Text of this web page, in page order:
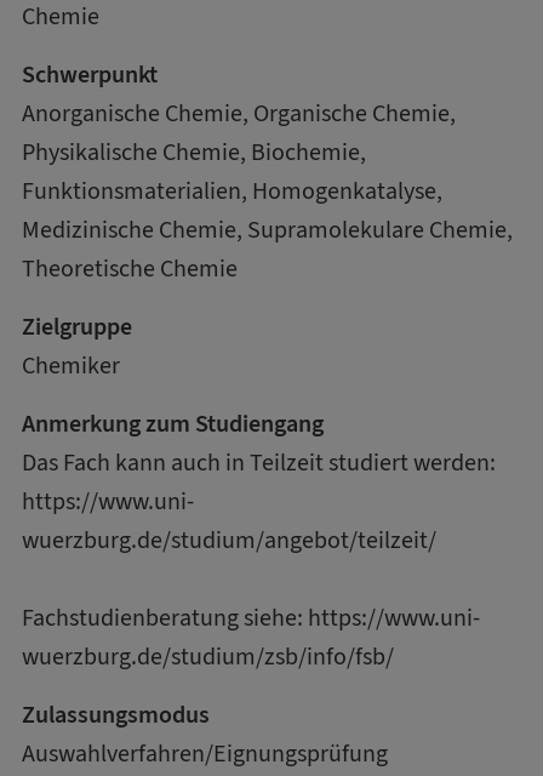
Chemie
Schwerpunkt
Anorganische Chemie, Organische Chemie,
Physikalische Chemie, Biochemie,
Funktionsmaterialien, Homogenkatalyse,
Medizinische Chemie, Supramolekulare Chemie,
Theoretische Chemie
Zielgruppe
Chemiker
Anmerkung zum Studiengang
Das Fach kann auch in Teilzeit studiert werden:
https://www.uni-
wuerzburg.de/studium/angebot/teilzeit/
Fachstudienberatung siehe: https://www.uni-
wuerzburg.de/studium/zsb/info/fsb/
Zulassungsmodus
Auswahlverfahren/Eignungsprüfung